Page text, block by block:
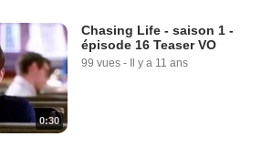
0:30
Chasing Life - saison 1 -
épisode 16 Teaser VO
99 vues - Il y a 11 ans